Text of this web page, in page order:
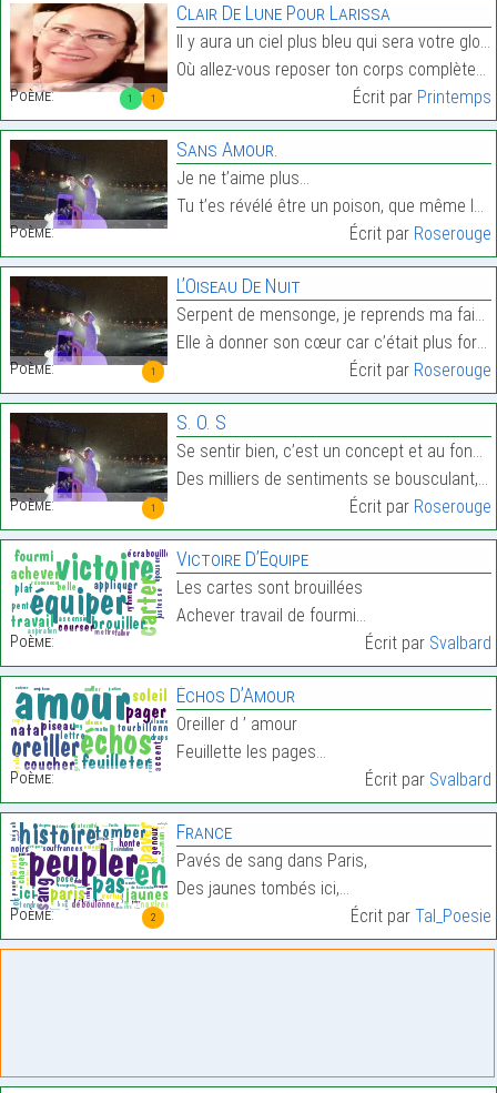
1 1
Poème:
Clair De Lune Pour Larissa
Il y aura un ciel plus bleu qui sera votre gloire,
Où allez-vous reposer ton corps complètement indol…
Écrit par Printemps
Poème:
Sans Amour.
Je ne t’aime plus…
Tu t’es révélé être un poison, que même les épines…
Écrit par Roserouge
1
Poème:
L’Oiseau De Nuit
Serpent de mensonge, je reprends ma faiblesse, eff
Elle à donner son cœur car c’était plus fort qu’el…
Écrit par Roserouge
1
Poème:
S. O. S
Se sentir bien, c’est un concept et au fond… tu ne
Des milliers de sentiments se bousculant, pour en …
Écrit par Roserouge
Poème:
Victoire D’Équipe
Les cartes sont brouillées
Achever travail de fourmi…
Écrit par Svalbard
Poème:
Échos D’Amour
Oreiller d ’ amour
Feuillette les pages…
Écrit par Svalbard
2
Poème:
France
Pavés de sang dans Paris,
Des jaunes tombés ici,…
Écrit par Tal_Poesie